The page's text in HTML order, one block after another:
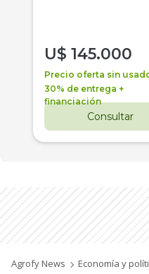
U$ 145.000
Precio oferta sin
30% de entrega +
financiación
Consultar
Agrofy News Economía y